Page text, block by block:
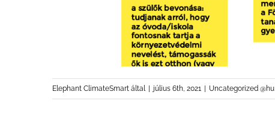
Elephant ClimateSmart által | július 6th, 2021 | Uncategorized @hu